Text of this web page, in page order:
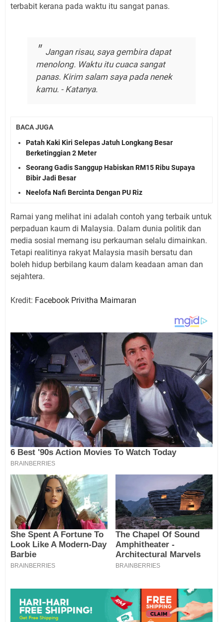
terbabit kerana pada waktu itu sangat panas.
Jangan risau, saya gembira dapat
menolong. Waktu itu cuaca sangat
panas. Kirim salam saya pada nenek
kamu. - Katanya.
BACA JUGA
Patah Kaki Kiri Selepas Jatuh Longkang Besar
Berketinggian 2 Meter
Seorang Gadis Sanggup Habiskan RM15 Ribu Supaya
Bibir Jadi Besar
Neelofa Nafi Bercinta Dengan PU Riz
Ramai yang melihat ini adalah contoh yang terbaik untuk
perpaduan kaum di Malaysia. Dalam dunia politik dan
media sosial memang isu perkauman selalu dimainkan.
Tetapi realitinya rakyat Malaysia masih bersatu dan
boleh hidup berbilang kaum dalam keadaan aman dan
sejahtera.
Kredit: Facebook Privitha Maimaran